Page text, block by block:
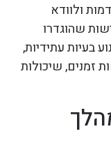
ולוודא
שהוגדרו
בעיות עתידיות,
זמנים, שיכולות